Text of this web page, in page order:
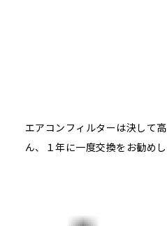
エアコンフィルターは決して
ん、１年に一度交換をお勧め